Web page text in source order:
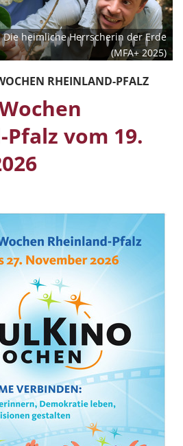
Die heimliche Herrscherin der Erde
(MFA+ 2025)
RHEINLAND-PFALZ
vom 19.